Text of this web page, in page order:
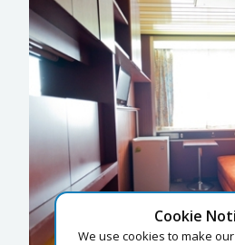
Cookie
We use cookies to make